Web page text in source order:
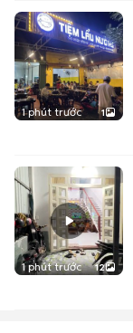
1 phút trước 1
1 phút trước 12